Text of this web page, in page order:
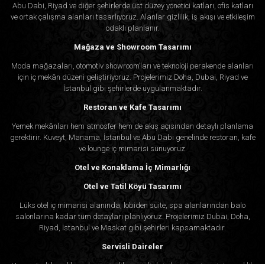
Abu Dabi, Riyad ve diğer şehirlerde üst düzey yönetici katları, ofis katları
ve ortak çalışma alanları tasarlıyoruz. Alanlar gizlilik, iş akışı ve etkileşim
odaklı planlanır.
Mağaza ve Showroom Tasarımı
Moda mağazaları, otomotiv showroom’ları ve teknoloji perakende alanları
için iç mekân düzeni geliştiriyoruz. Projelerimiz Doha, Dubai, Riyad ve
İstanbul gibi şehirlerde uygulanmaktadır.
Restoran ve Kafe Tasarımı
Yemek mekânları hem atmosfer hem de akış açısından detaylı planlama
gerektirir. Kuveyt, Manama, İstanbul ve Abu Dabi genelinde restoran, kafe
ve lounge iç mimarisi sunuyoruz.
Otel ve Konaklama İç Mimarlığı
Otel ve Tatil Köyü Tasarımı
Lüks otel iç mimarisi alanında, lobiden süite, spa alanlarından balo
salonlarına kadar tüm detayları planlıyoruz. Projelerimiz Dubai, Doha,
Riyad, İstanbul ve Maskat gibi şehirleri kapsamaktadır.
Servisli Daireler